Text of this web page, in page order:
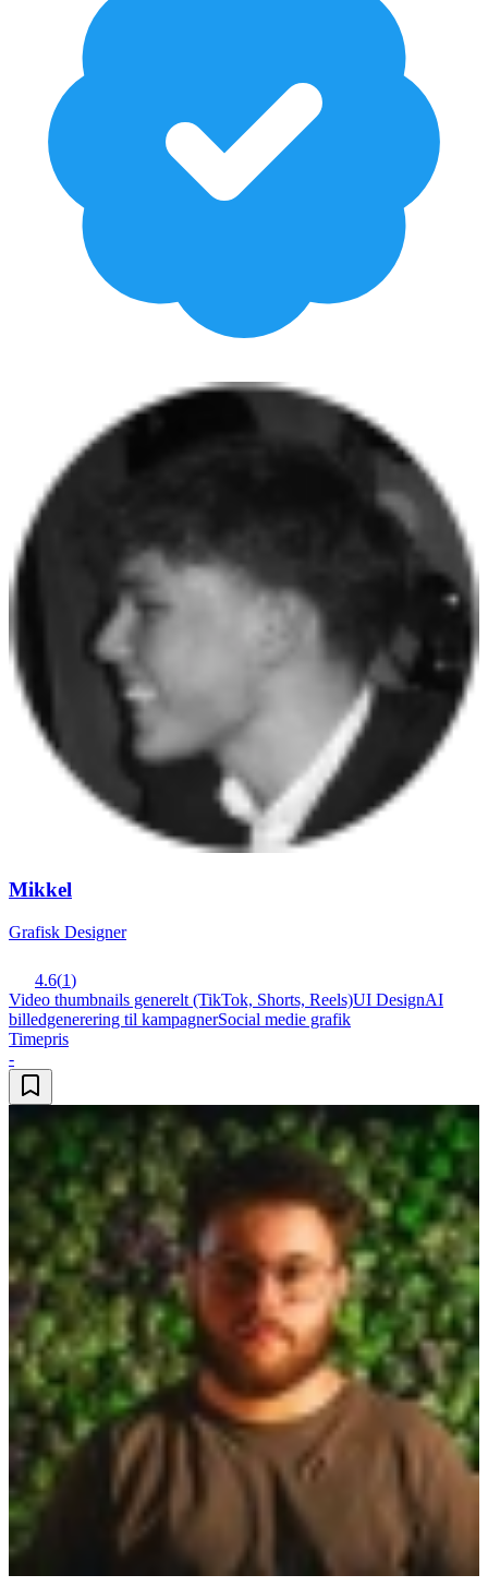
Mikkel
Grafisk Designer
4.6(1)
Video thumbnails generelt (TikTok, Shorts, Reels)UI DesignAI
billedgenerering til kampagnerSocial medie grafik
Timepris
-